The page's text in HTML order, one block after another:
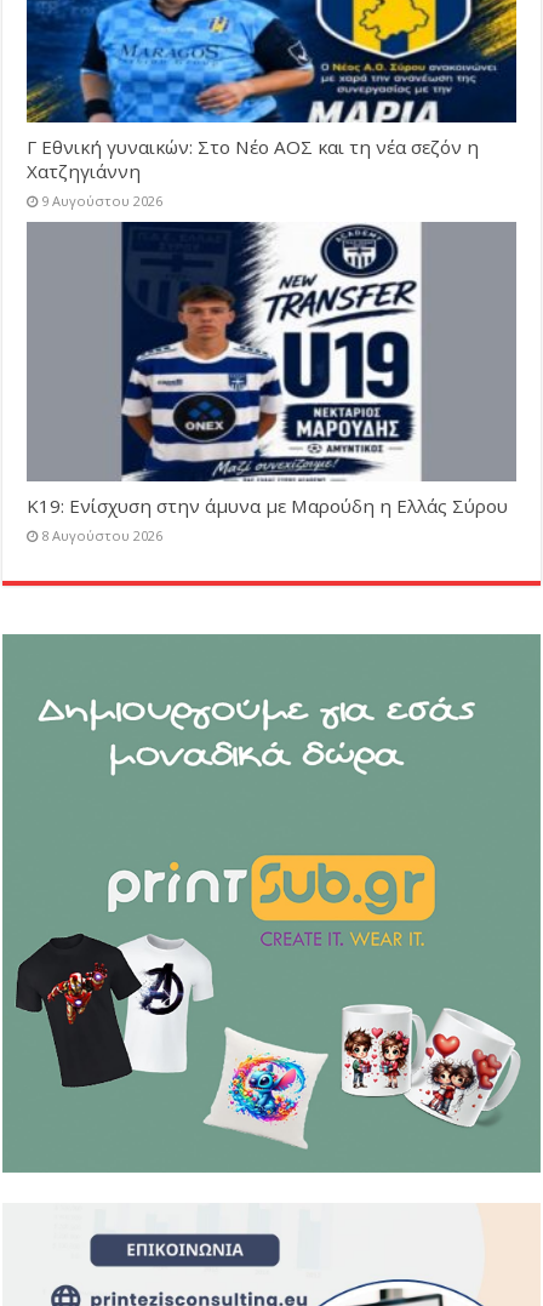
Γ Εθνική γυναικών: Στο Νέο ΑΟΣ και τη νέα σεζόν η
Χατζηγιάννη
9 Αυγούστου 2026
Κ19: Ενίσχυση στην άμυνα με Μαρούδη η Ελλάς Σύρου
8 Αυγούστου 2026